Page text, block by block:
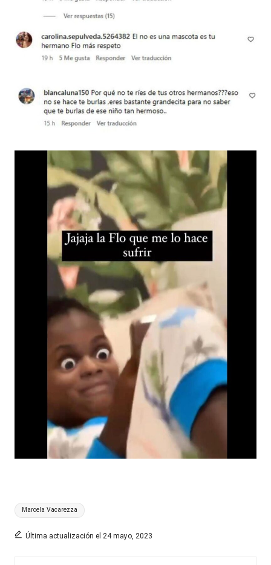
Etiquetas:
Marcela Vacarezza
Última actualización el 24 mayo, 2023